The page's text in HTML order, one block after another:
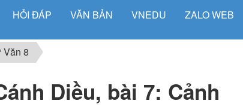
HỎI ĐÁP VĂN BẢN VNEDU ZALO WEB
Văn 8
Diều, bài 7: Cảnh